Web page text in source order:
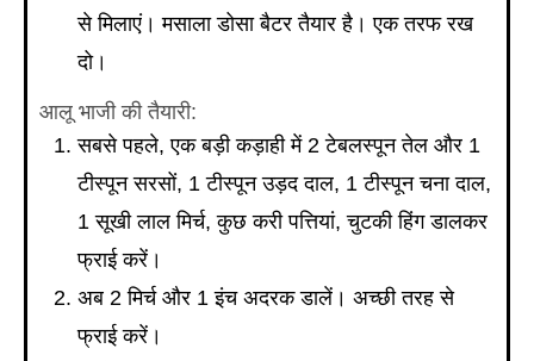
से मिलाएं। मसाला डोसा बैटर तैयार है। एक तरफ रख
दो।
आलू भाजी की तैयारी:
सबसे पहले, एक बड़ी कड़ाही में 2 टेबलस्पून तेल और 1
टीस्पून सरसों, 1 टीस्पून उड़द दाल, 1 टीस्पून चना दाल,
1 सूखी लाल मिर्च, कुछ करी पत्तियां, चुटकी हिंग डालकर
फ्राई करें।
अब 2 मिर्च और 1 इंच अदरक डालें। अच्छी तरह से
फ्राई करें।